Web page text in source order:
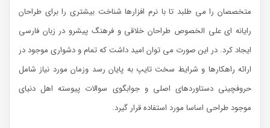
متخصصان را می طلبد تا با نرم افزارها شناخت بیشتری را برای طراحان
رایانه ای علی الخصوص طراحان خلاقی و فرهنگ پیشرو در زبان فارسی
ایجاد کرد. در این صورت می توان امید داشت که تمام و دشواری موجود در
ارائه راهکارها و شرایط سخت تایپ به پایان رسد وزمان مورد نیاز شامل
حروفچینی دستاوردهای اصلی و جوابگوی سوالات پیوسته اهل دنیای
موجود طراحی اساسا مورد استفاده قرار گیرد.